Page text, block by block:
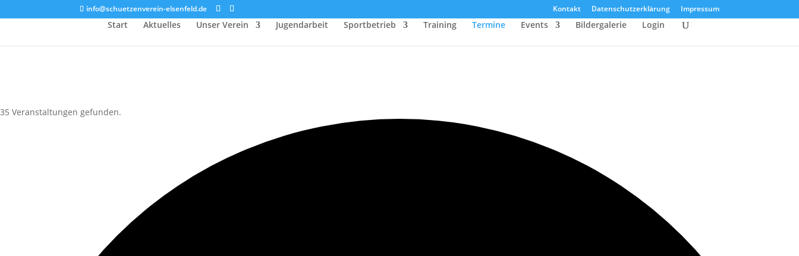
info@schuetzenverein-elsenfeld.de Kontakt Datenschutzerklärung Impressum
Start Aktuelles Unser Verein Jugendarbeit Sportbetrieb Training Termine Events Bildergalerie Login
35 Veranstaltungen gefunden.